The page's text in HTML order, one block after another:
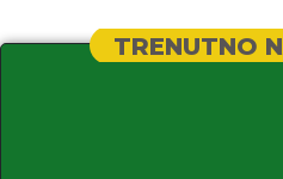
TRENUTNO